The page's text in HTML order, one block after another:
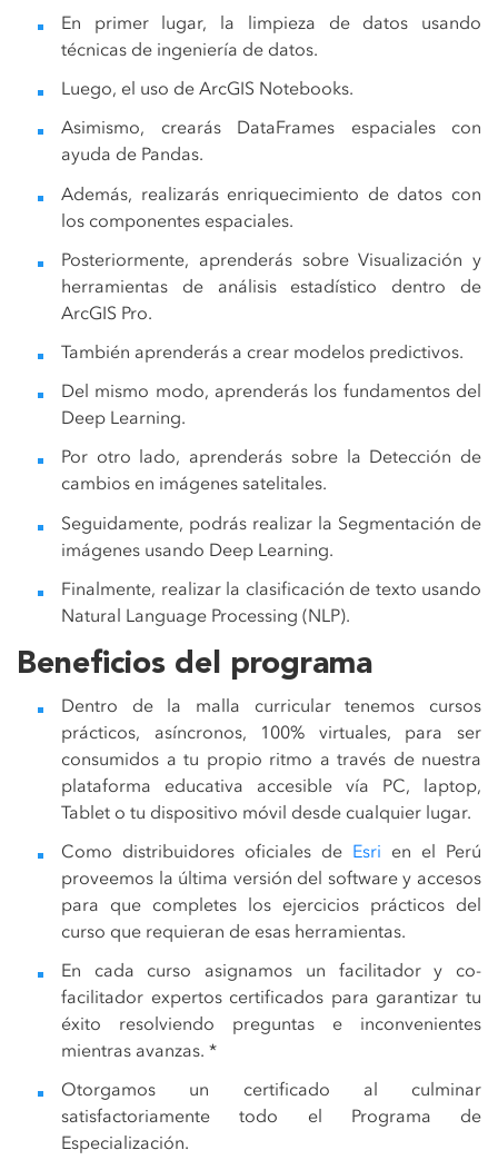
En primer lugar, la limpieza de datos usando
técnicas de ingeniería de datos.
Luego, el uso de ArcGIS Notebooks.
Asimismo, crearás DataFrames espaciales con
ayuda de Pandas.
Además, realizarás enriquecimiento de datos con
los componentes espaciales.
Posteriormente, aprenderás sobre Visualización y
herramientas de análisis estadístico dentro de
ArcGIS Pro.
También aprenderás a crear modelos predictivos.
Del mismo modo, aprenderás los fundamentos del
Deep Learning.
Por otro lado, aprenderás sobre la Detección de
cambios en imágenes satelitales.
Seguidamente, podrás realizar la Segmentación de
imágenes usando Deep Learning.
Finalmente, realizar la clasificación de texto usando
Natural Language Processing (NLP).
Beneficios del programa
Dentro de la malla curricular tenemos cursos
prácticos, asíncronos, 100% virtuales, para ser
consumidos a tu propio ritmo a través de nuestra
plataforma educativa accesible vía PC, laptop,
Tablet o tu dispositivo móvil desde cualquier lugar.
Como distribuidores oficiales de Esri en el Perú
proveemos la última versión del software y accesos
para que completes los ejercicios prácticos del
curso que requieran de esas herramientas.
En cada curso asignamos un facilitador y co-
facilitador expertos certificados para garantizar tu
éxito resolviendo preguntas e inconvenientes
mientras avanzas. *
Otorgamos un certificado al culminar
satisfactoriamente todo el Programa de
Especialización.